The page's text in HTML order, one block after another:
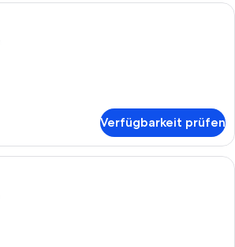
Ein modernes Schlafzimmer mit
Verfügbarkeit prüfen
Ein Zimmer mit Meerblick, ein